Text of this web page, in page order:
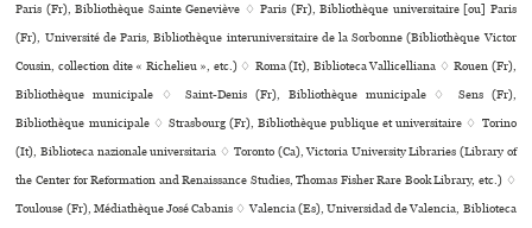
Paris (Fr), Bibliothèque Sainte Geneviève ♢ Paris (Fr), Bibliothèque uni­ver­si­taire [ou] Paris
(Fr), Université de Paris, Bibliothèque inte­ru­ni­ver­si­taire de la Sorbonne (Bibliothèque Victor
Cousin, collection dite « Richelieu », etc.) ♢ Roma (It), Biblioteca Vallicelliana ♢ Rouen (Fr),
Bibliothèque muni­ci­pale ♢ Saint-Denis (Fr), Bibliothèque muni­ci­pale ♢ Sens (Fr),
Bibliothèque muni­ci­pale ♢ Strasbourg (Fr), Bibliothèque publi­que et uni­ver­si­taire ♢ Torino
(It), Biblioteca nazio­nale uni­ver­si­ta­ria ♢ Toronto (Ca), Victoria University Libraries (Library of
the Center for Reformation and Renaissance Studies, Thomas Fisher Rare Book Library, etc.) ♢
Toulouse (Fr), Médiathèque José Cabanis ♢ Valencia (Es), Universidad de Valencia, Biblioteca